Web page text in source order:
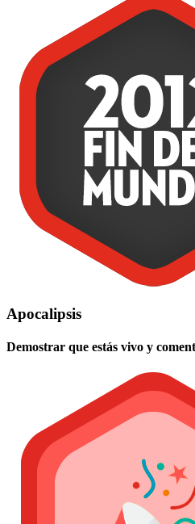
Apocalipsis
Demostrar que estás vivo y